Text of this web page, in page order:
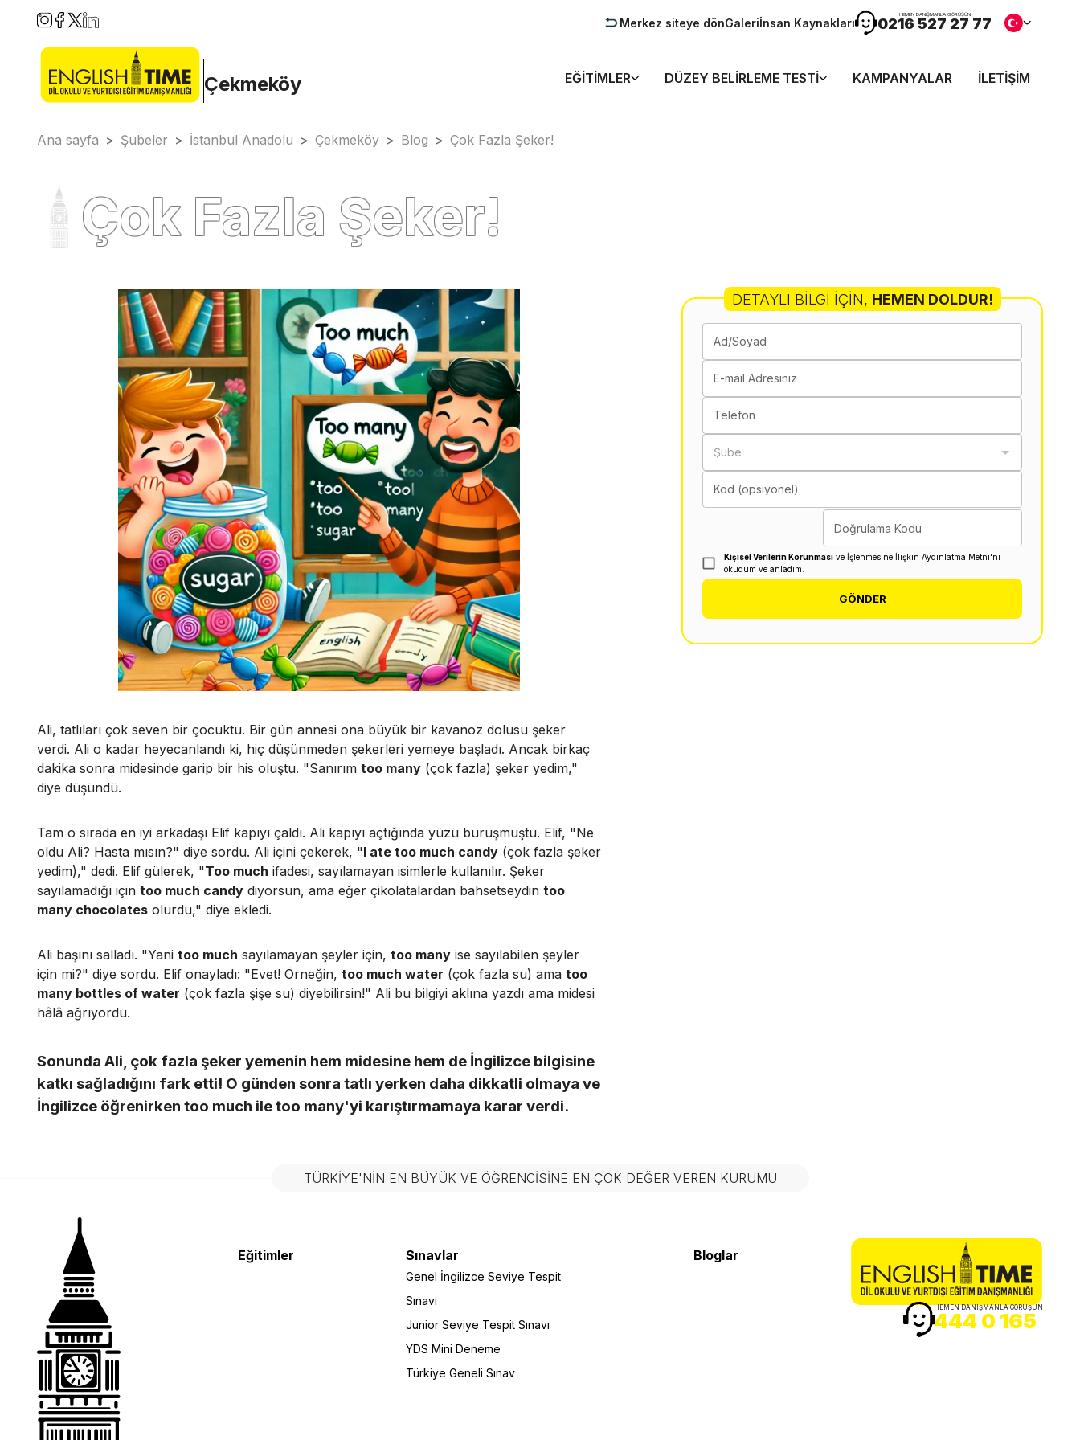
Merkez siteye dönGaleriİnsan Kaynakları
HEMEN DANIŞMANLA GÖRÜŞÜN
0216 527 27 77
Çekmeköy EĞITIMLER DÜZEY BELIRLEME TESTI KAMPANYALAR İLETIŞIM
Ana sayfa > Şubeler > İstanbul Anadolu > Çekmeköy > Blog > Çok Fazla Şeker!
Çok Fazla Şeker!
Ali, tatlıları çok seven bir çocuktu. Bir gün annesi ona büyük bir kavanoz dolusu şeker
verdi. Ali o kadar heyecanlandı ki, hiç düşünmeden şekerleri yemeye başladı. Ancak birkaç
dakika sonra midesinde garip bir his oluştu. "Sanırım too many (çok fazla) şeker yedim,"
diye düşündü.
Tam o sırada en iyi arkadaşı Elif kapıyı çaldı. Ali kapıyı açtığında yüzü buruşmuştu. Elif, "Ne
oldu Ali? Hasta mısın?" diye sordu. Ali içini çekerek, "I ate too much candy (çok fazla şeker
yedim)," dedi. Elif gülerek, "Too much ifadesi, sayılamayan isimlerle kullanılır. Şeker
sayılamadığı için too much candy diyorsun, ama eğer çikolatalardan bahsetseydin too
many chocolates olurdu," diye ekledi.
Ali başını salladı. "Yani too much sayılamayan şeyler için, too many ise sayılabilen şeyler
için mi?" diye sordu. Elif onayladı: "Evet! Örneğin, too much water (çok fazla su) ama too
many bottles of water (çok fazla şişe su) diyebilirsin!" Ali bu bilgiyi aklına yazdı ama midesi
hâlâ ağrıyordu.
Sonunda Ali, çok fazla şeker yemenin hem midesine hem de İngilizce bilgisine
katkı sağladığını fark etti! O günden sonra tatlı yerken daha dikkatli olmaya ve
İngilizce öğrenirken too much iletoo many'yi karıştırmamaya karar verdi.
DETAYLI BILGI İÇIN, HEMEN DOLDUR!
Ad/Soyad
E-mail Adresiniz
Telefon
Şube
Kod (opsiyonel)
Doğrulama Kodu
Kişisel Verilerin Korunması ve İşlenmesine İlişkin Aydınlatma Metni'ni
okudum ve anladım.
GÖNDER
TÜRKIYE'NIN EN BÜYÜK VE ÖĞRENCISINE EN ÇOK DEĞER VEREN KURUMU
Eğitimler Sınavlar
Genel İngilizce Seviye Tespit
Sınavı
Junior Seviye Tespit Sınavı
YDS Mini Deneme
Türkiye Geneli Sınav
Bloglar
HEMEN DANIŞMANLA GÖRÜŞÜN
444 0 165